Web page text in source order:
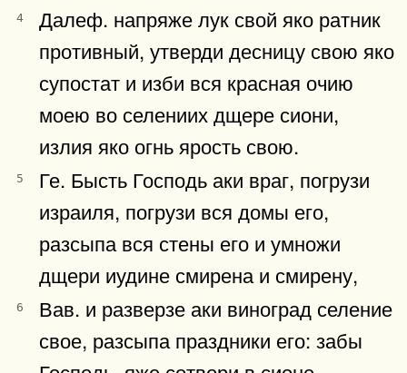
4
Далеф. напряже лук свой яко ратник
противный, утверди десницу свою яко
супостат и изби вся красная очию
моею во селениих дщере сиони,
излия яко огнь ярость свою.
5
Ге. Бысть Господь аки враг, погрузи
израиля, погрузи вся домы его,
разсыпа вся стены его и умножи
дщери иудине смирена и смирену,
6
Вав. и разверзе аки виноград селение
свое, разсыпа праздники его: забы